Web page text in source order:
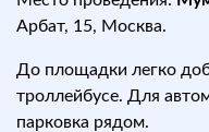
Арбат, 15, Москва.
До площадки легко
троллейбусе. Для
парковка рядом.